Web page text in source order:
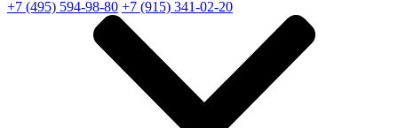
+7 (495) 594-98-80 +7 (915) 341-02-20